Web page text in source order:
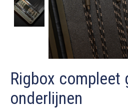
Rigbox compleet
onderlijnen